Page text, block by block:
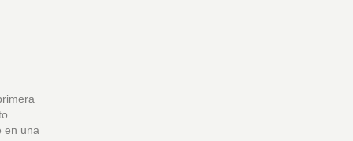
en una